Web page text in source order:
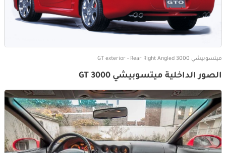
ميتسوبيشي 3000 GT exterior - Rear Right Angled
الصور الداخلية ميتسوبيشي 3000 GT